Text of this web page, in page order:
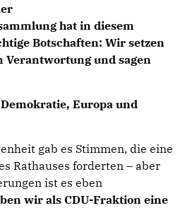
hat in diesem
Botschaften: Wir setzen
Verantwortung und sagen
Europa und
gab es Stimmen, die eine
Rathauses forderten – aber
ist es eben
wir als CDU-Fraktion eine